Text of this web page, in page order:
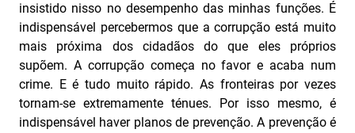
insistido nisso no desempenho das minhas funções. É
indispensável percebermos que a corrupção está muito
mais próxima dos cidadãos do que eles próprios
supõem. A corrupção começa no favor e acaba num
crime. E é tudo muito rápido. As fronteiras por vezes
tornam‑se extremamente ténues. Por isso mesmo, é
indispensável haver planos de prevenção. A prevenção é